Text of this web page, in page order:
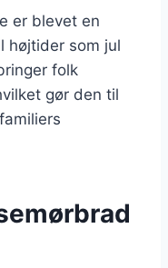
er blevet en
højtider som jul
folk
gør den til